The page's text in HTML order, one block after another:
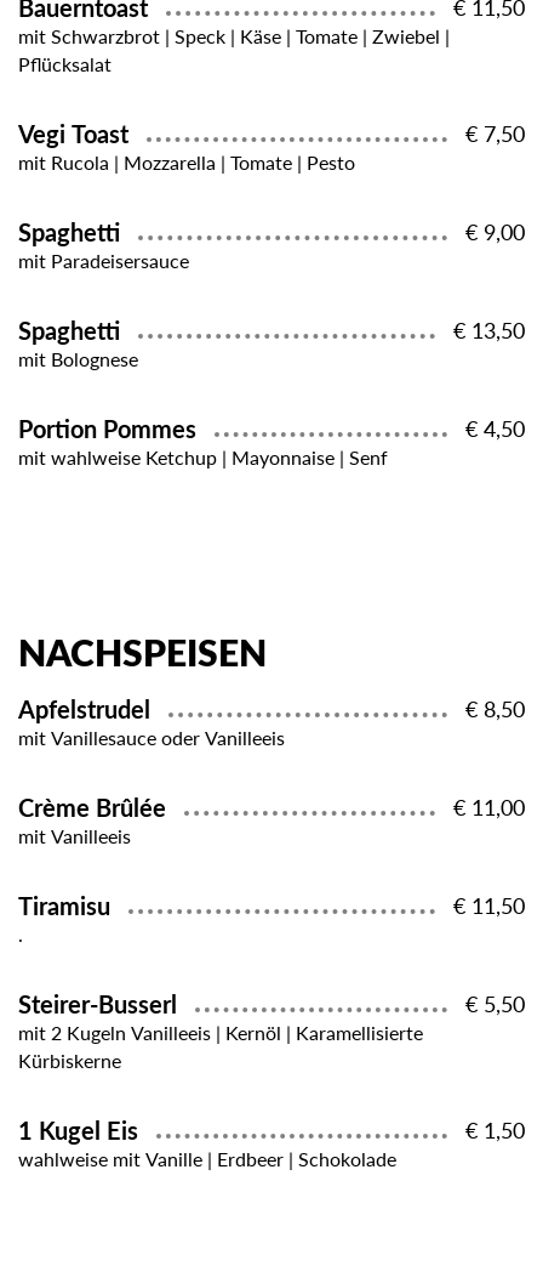
Bauerntoast € 11,50
mit Schwarzbrot | Speck | Käse | Tomate | Zwiebel |
Pflücksalat
Vegi Toast € 7,50
mit Rucola | Mozzarella | Tomate | Pesto
Spaghetti € 9,00
mit Paradeisersauce
Spaghetti € 13,50
mit Bolognese
Portion Pommes € 4,50
mit wahlweise Ketchup | Mayonnaise | Senf
NACHSPEISEN
Apfelstrudel € 8,50
mit Vanillesauce oder Vanilleeis
Crème Brûlée € 11,00
mit Vanilleeis
Tiramisu € 11,50
.
Steirer-Busserl € 5,50
mit 2 Kugeln Vanilleeis | Kernöl | Karamellisierte
Kürbiskerne
1 Kugel Eis € 1,50
wahlweise mit Vanille | Erdbeer | Schokolade